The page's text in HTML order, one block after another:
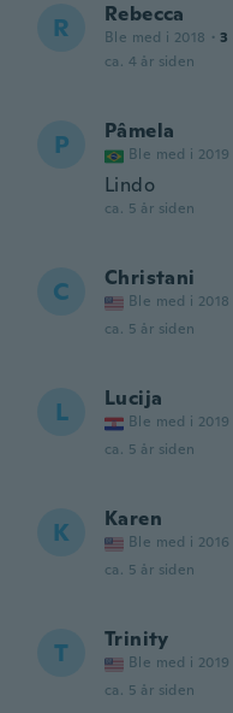
R Rebecca
Ble med i 2018 · 3
ca. 4 år siden
P Pâmela
Ble med i 2019
Lindo
ca. 5 år siden
C Christani
Ble med i 2018
ca. 5 år siden
L Lucija
Ble med i 2019
ca. 5 år siden
K Karen
Ble med i 2016
ca. 5 år siden
T Trinity
Ble med i 2019
ca. 5 år siden